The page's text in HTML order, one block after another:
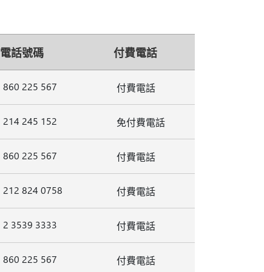
電話號碼 付費電話
860 225 567 付費電話
214 245 152 免付費電話
860 225 567 付費電話
212 824 0758 付費電話
2 3539 3333 付費電話
860 225 567 付費電話